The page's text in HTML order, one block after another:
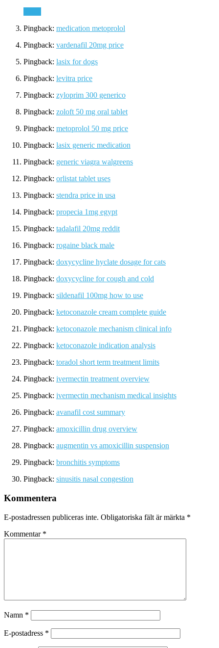
Pingback: medication metoprolol
Pingback: vardenafil 20mg price
Pingback: lasix for dogs
Pingback: levitra price
Pingback: zyloprim 300 generico
Pingback: zoloft 50 mg oral tablet
Pingback: metoprolol 50 mg price
Pingback: lasix generic medication
Pingback: generic viagra walgreens
Pingback: orlistat tablet uses
Pingback: stendra price in usa
Pingback: propecia 1mg egypt
Pingback: tadalafil 20mg reddit
Pingback: rogaine black male
Pingback: doxycycline hyclate dosage for cats
Pingback: doxycycline for cough and cold
Pingback: sildenafil 100mg how to use
Pingback: ketoconazole cream complete guide
Pingback: ketoconazole mechanism clinical info
Pingback: ketoconazole indication analysis
Pingback: toradol short term treatment limits
Pingback: ivermectin treatment overview
Pingback: ivermectin mechanism medical insights
Pingback: avanafil cost summary
Pingback: amoxicillin drug overview
Pingback: augmentin vs amoxicillin suspension
Pingback: bronchitis symptoms
Pingback: sinusitis nasal congestion
Kommentera
E-postadressen publiceras inte. Obligatoriska fält är märkta *
Kommentar *
Namn *
E-postadress *